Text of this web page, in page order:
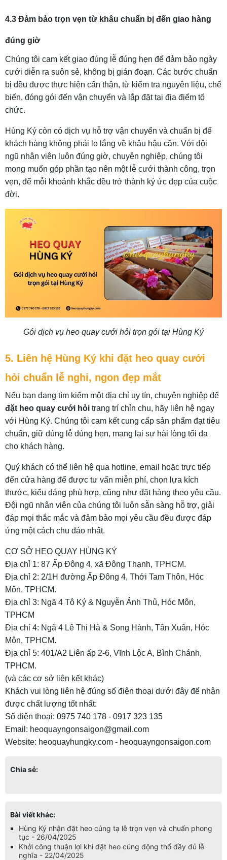
4.3 Đảm bảo trọn vẹn từ khâu chuẩn bị đến giao hàng
đúng giờ
Chúng tôi cam kết giao đúng lễ đúng hẹn để đảm bảo ngày
cưới diễn ra suôn sẻ, không bị gián đoạn. Các bước chuẩn
bị đều được thực hiện cẩn thận, từ kiểm tra nguyên liệu, chế
biến, đóng gói đến vận chuyển và lắp đặt tại địa điểm tổ
chức.
Hùng Ký còn có dịch vụ hỗ trợ vận chuyển và chuẩn bị để
khách hàng không phải lo lắng về khâu hậu cần. Với đội
ngũ nhân viên luôn đúng giờ, chuyên nghiệp, chúng tôi
mong muốn góp phần tạo nên một lễ cưới thành công, trọn
vẹn, để mỗi khoảnh khắc đều trở thành ký ức đẹp của cuộc
đời.
Gói dịch vụ heo quay cưới hỏi trọn gói tại Hùng Ký
5. Liên hệ Hùng Ký khi đặt heo quay cưới
hỏi chuẩn lễ nghi, ngon đẹp mắt
Nếu bạn đang tìm kiếm một địa chỉ uy tín, chuyên nghiệp để
đặt heo quay cưới hỏi trang trí chỉn chu, hãy liên hệ ngay
với Hùng Ký. Chúng tôi cam kết cung cấp sản phẩm đạt tiêu
chuẩn, giữ đúng lễ đúng hẹn, mang lại sự hài lòng tối đa
cho khách hàng.
Quý khách có thể liên hệ qua hotline, email hoặc trực tiếp
đến cửa hàng để được tư vấn miễn phí, chọn lựa kích
thước, kiểu dáng phù hợp, cũng như đặt hàng theo yêu cầu.
Đội ngũ nhân viên của chúng tôi luôn sẵn sàng hỗ trợ, giải
đáp mọi thắc mắc và đảm bảo mọi yêu cầu đều được đáp
ứng một cách chu đáo nhất.
CƠ SỞ HEO QUAY HÙNG KÝ
Địa chỉ 1: 87 Ấp Đông 4, xã Đông Thạnh, TPHCM.
Địa chỉ 2: 2/1H đường Ấp Đông 4, Thới Tam Thôn, Hóc
Môn, TPHCM.
Địa chỉ 3: Ngã 4 Tô Ký & Nguyễn Ảnh Thủ, Hóc Môn,
TPHCM
Địa chỉ 4: Ngã 4 Lê Thị Hà & Song Hành, Tân Xuân, Hóc
Môn, TPHCM.
Địa chỉ 5: 401/A2 Liên ấp 2-6, Vĩnh Lộc A, Bình Chánh,
TPHCM.
(và các cơ sở liên kết khác)
Khách vui lòng liên hệ đúng số điện thoại dưới đây để nhận
được chất lượng tốt nhất:
Số điện thoại: 0975 740 178 - 0917 323 135
Email: heoquayngonsaigon@gmail.com
Website: heoquayhungky.com - heoquayngonsaigon.com
Chia sẻ:
Bài viết khác:
Hùng Ký nhận đặt heo cúng tạ lễ trọn vẹn và chuẩn phong
tục - 26/04/2025
Khởi công thuận lợi khi đặt heo cúng động thổ đầy đủ lễ
nghĩa - 22/04/2025